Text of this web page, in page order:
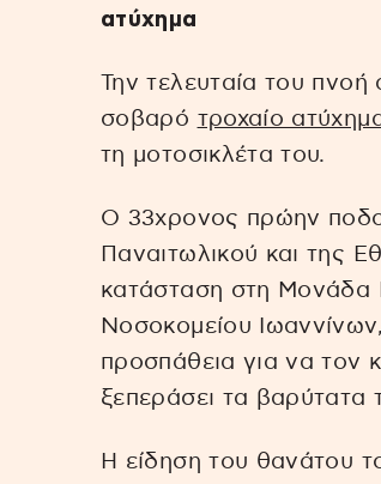
ατύχημα
Την τελευταία του
σοβαρό τροχαίο
τη μοτοσικλέτα του.
Ο 33χρονος πρώην
Παναιτωλικού και της
κατάσταση στη Μονάδα
Νοσοκομείου
προσπάθεια για να
ξεπεράσει τα βαρύτατα
Η είδηση του θανάτου